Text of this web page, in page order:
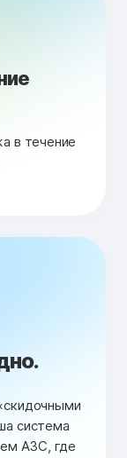
в течение
система
АЗС, где